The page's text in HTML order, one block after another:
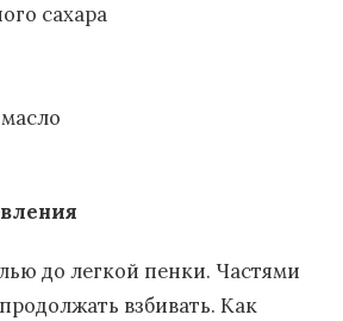
сахара
до легкой пенки. Частями
взбивать. Как